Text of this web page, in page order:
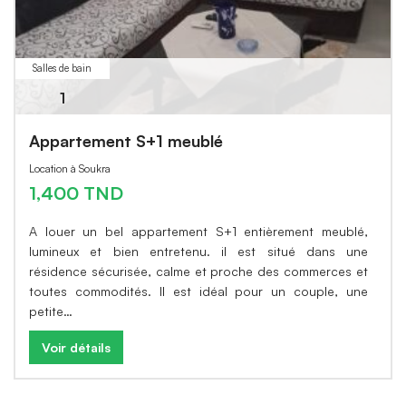
Salles de bain
1
Appartement S+1 meublé
Location à Soukra
1,400 TND
A louer un bel appartement S+1 entièrement meublé,
lumineux et bien entretenu. il est situé dans une
résidence sécurisée, calme et proche des commerces et
toutes commodités. Il est idéal pour un couple, une
petite…
Voir détails